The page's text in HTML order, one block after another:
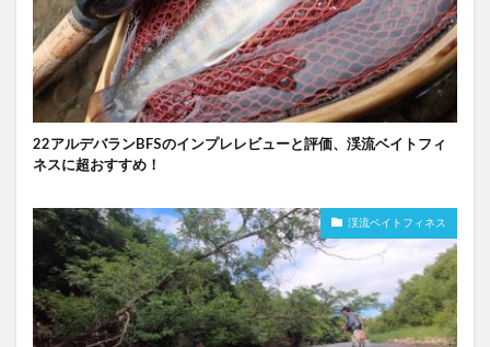
22アルデバランBFSのインプレレビューと評価、渓流ベイトフィ
ネスに超おすすめ！
渓流ベイトフィネス